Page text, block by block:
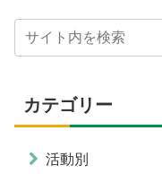
カテゴリー
活動別